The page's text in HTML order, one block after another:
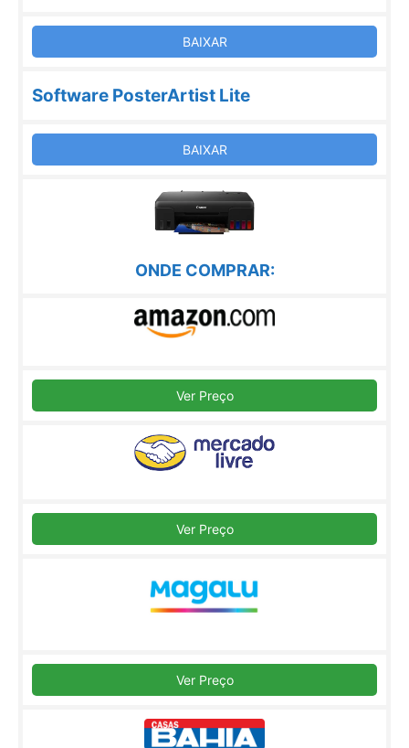
BAIXAR
Software PosterArtist Lite
BAIXAR
ONDE COMPRAR:
Ver Preço
Ver Preço
Ver Preço